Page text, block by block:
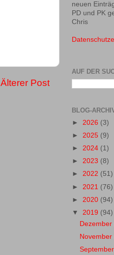
Älterer Post
neuen
PD und PK
Chris
AUF DER
BLOG-
► 2026 (3)
► 2025 (9)
► 2024 (1)
► 2023 (8)
► 2022 (51)
► 2021 (76)
► 2020 (94)
▼ 2019 (94)
Dezember
November
September